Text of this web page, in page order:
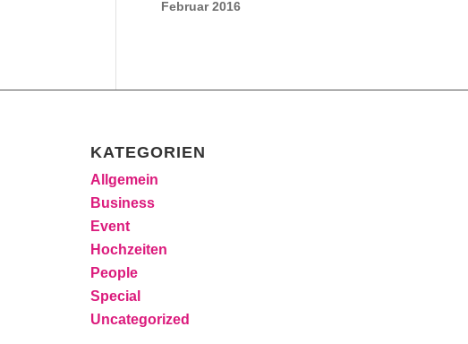
Februar 2016
KATEGORIEN
Allgemein
Business
Event
Hochzeiten
People
Special
Uncategorized